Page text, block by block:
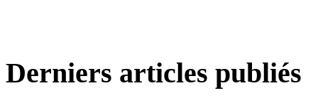
Derniers articles publiés